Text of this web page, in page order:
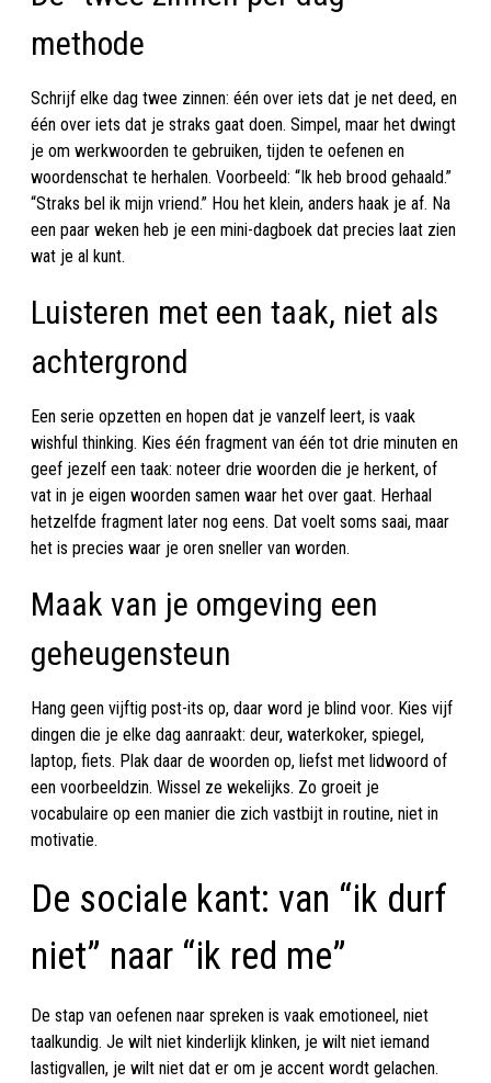
methode
Schrijf elke dag twee zinnen: één over iets dat je net deed, en
één over iets dat je straks gaat doen. Simpel, maar het dwingt
je om werkwoorden te gebruiken, tijden te oefenen en
woordenschat te herhalen. Voorbeeld: “Ik heb brood gehaald.”
“Straks bel ik mijn vriend.” Hou het klein, anders haak je af. Na
een paar weken heb je een mini-dagboek dat precies laat zien
wat je al kunt.
Luisteren met een taak, niet als
achtergrond
Een serie opzetten en hopen dat je vanzelf leert, is vaak
wishful thinking. Kies één fragment van één tot drie minuten en
geef jezelf een taak: noteer drie woorden die je herkent, of
vat in je eigen woorden samen waar het over gaat. Herhaal
hetzelfde fragment later nog eens. Dat voelt soms saai, maar
het is precies waar je oren sneller van worden.
Maak van je omgeving een
geheugensteun
Hang geen vijftig post-its op, daar word je blind voor. Kies vijf
dingen die je elke dag aanraakt: deur, waterkoker, spiegel,
laptop, fiets. Plak daar de woorden op, liefst met lidwoord of
een voorbeeldzin. Wissel ze wekelijks. Zo groeit je
vocabulaire op een manier die zich vastbijt in routine, niet in
motivatie.
De sociale kant: van “ik durf
niet” naar “ik red me”
De stap van oefenen naar spreken is vaak emotioneel, niet
taalkundig. Je wilt niet kinderlijk klinken, je wilt niet iemand
lastigvallen, je wilt niet dat er om je accent wordt gelachen.